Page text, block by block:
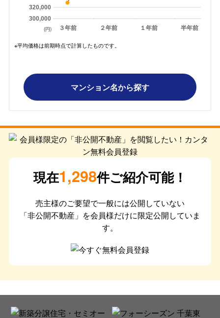
３年前 ２年前 １年前 半年前
300,000
320,000
(円)
※平均価格は前期時点で計算したものです。
マンション名から探す
現在1,298件ご紹介可能！
売主様のご要望で一般には公開していない
「非公開不動産」を会員様だけに限定公開していま
す。